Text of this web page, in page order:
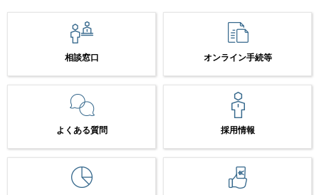
相談窓口 オンライン手続等
よくある質問 採用情報